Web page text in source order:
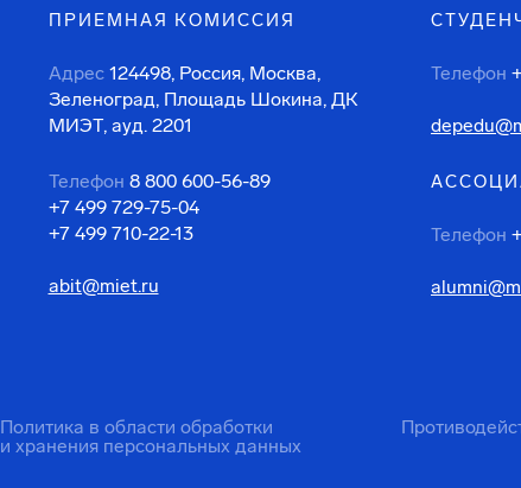
ПРИЕМНАЯ КОМИССИЯ
Адрес 124498, Россия, Москва,
Зеленоград, Площадь Шокина, ДК
МИЭТ, ауд. 2201
Телефон 8 800 600-56-89
+7 499 729-75-04
+7 499 710-22-13
abit@miet.ru
Телефон
Телефон
Политика в области обработки
и хранения персональных данных